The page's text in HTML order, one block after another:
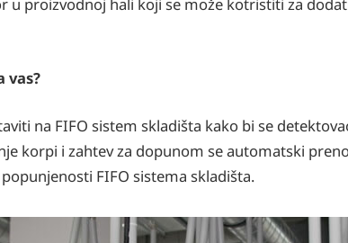
vas?
na FIFO sistem skladišta kako bi se
korpi i zahtev za dopunom se automatski
FIFO sistema skladišta.